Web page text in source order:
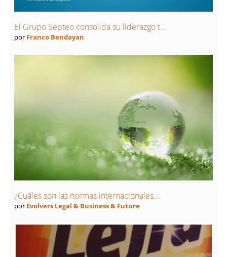
El Grupo Septeo consolida su liderazgo t...
por Franco Bendayan
¿Cuáles son las normas internacionales...
por Evolvers Legal & Business & Future